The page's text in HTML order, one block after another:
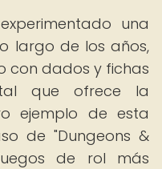
una
largo de los años,
con dados y fichas
que ofrece la
ejemplo de esta
de "Dungeons &
de rol más